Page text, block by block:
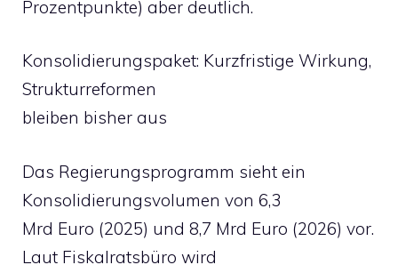
Prozentpunkte) aber deutlich.
Konsolidierungspaket: Kurzfristige Wirkung,
Strukturreformen
bleiben bisher aus
Das Regierungsprogramm sieht ein
Konsolidierungsvolumen von 6,3
Mrd Euro (2025) und 8,7 Mrd Euro (2026) vor.
Laut Fiskalratsbüro wird